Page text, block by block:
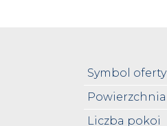
Symbol oferty
Powierzchnia
Liczba pokoi